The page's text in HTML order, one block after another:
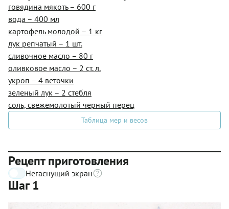
говядина мякоть – 600 г
вода – 400 мл
картофель молодой – 1 кг
лук репчатый – 1 шт.
сливочное масло – 80 г
оливковое масло – 2 ст. л.
укроп – 4 веточки
зеленый лук – 2 стебля
соль, свежемолотый черный перец
Таблица мер и весов
Рецепт приготовления
Негаснущий экран
Шаг 1